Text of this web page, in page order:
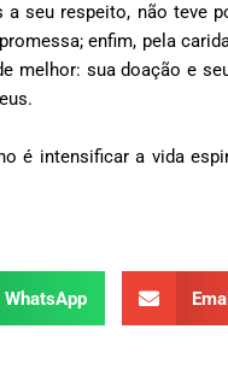
seu respeito, não teve
enfim, pela
melhor: sua doação e
é intensificar a vida
WhatsApp